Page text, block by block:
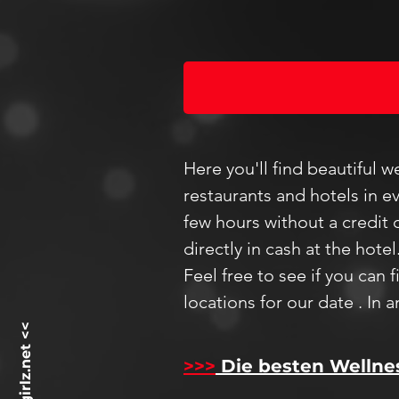
Here you'll find beautiful
restaurants and hotels in
few hours without a credit
directly in cash at the
Feel free to see if you can
locations for our date . In
>>> Die besten